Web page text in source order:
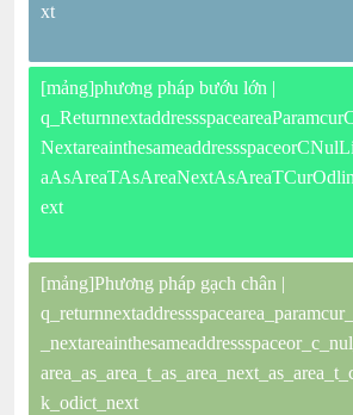
xt
[mảng]phương pháp bướu lớn |
ext
[mảng]Phương pháp gạch chân |
k_odict_next